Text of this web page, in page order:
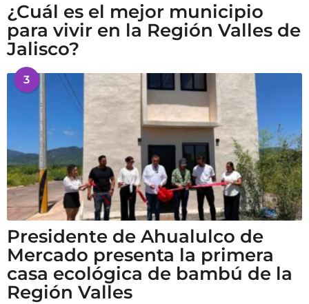
¿Cuál es el mejor municipio
para vivir en la Región Valles de
Jalisco?
3
Presidente de Ahualulco de
Mercado presenta la primera
casa ecológica de bambú de la
Región Valles